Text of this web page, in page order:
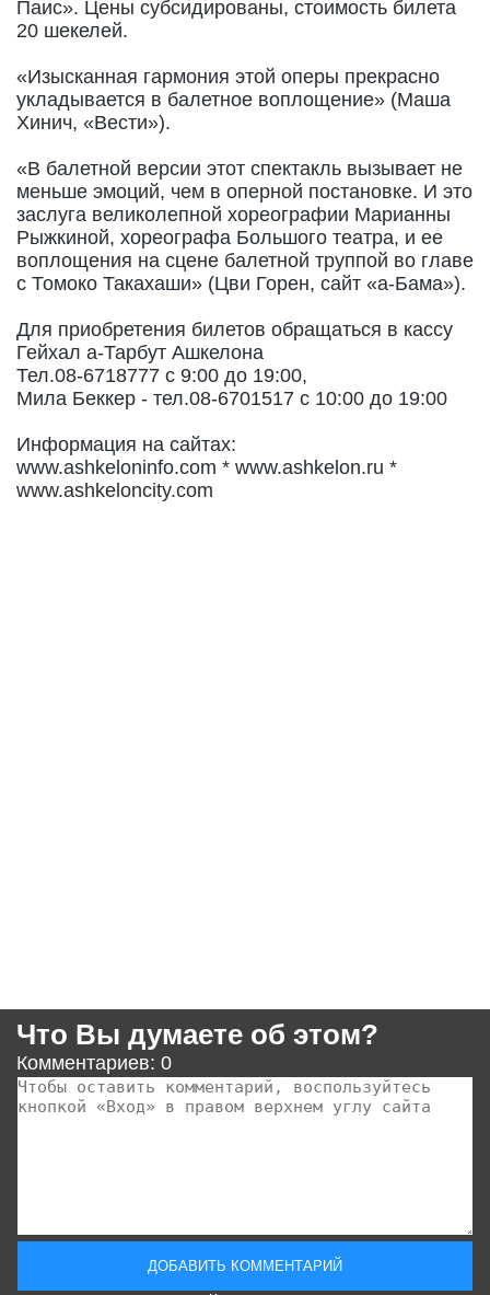
Паис». Цены субсидированы, стоимость билета
20 шекелей.
«Изысканная гармония этой оперы прекрасно
укладывается в балетное воплощение» (Маша
Хинич, «Вести»).
«В балетной версии этот спектакль вызывает не
меньше эмоций, чем в оперной постановке. И это
заслуга великолепной хореографии Марианны
Рыжкиной, хореографа Большого театра, и ее
воплощения на сцене балетной труппой во главе
с Томоко Такахаши» (Цви Горен, сайт «а-Бама»).
Для приобретения билетов обращаться в кассу
Гейхал а-Тарбут Ашкелона
Тел.08-6718777 с 9:00 до 19:00,
Мила Беккер - тел.08-6701517 с 10:00 до 19:00
Информация на сайтах:
www.ashkeloninfo.com * www.ashkelon.ru *
www.ashkeloncity.com
Что Вы думаете об этом?
Комментариев: 0